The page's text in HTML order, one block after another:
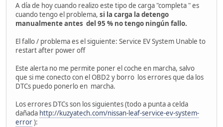
A día de hoy cuando realizo este tipo de carga "completa " es
cuando tengo el problema, si la carga la detengo
manualmente antes del 95 % no tengo ningún fallo.
El fallo / problema es el siguiente: Service EV System Unable to
restart after power off
Este alerta no me permite poner el coche en marcha, salvo
que si me conecto con el OBD2 y borro los errores que da los
DTCs puedo ponerlo en marcha.
Los errores DTCs son los siguientes (todo a punta a celda
dañada http://kuzyatech.com/nissan-leaf-service-ev-system-
error):